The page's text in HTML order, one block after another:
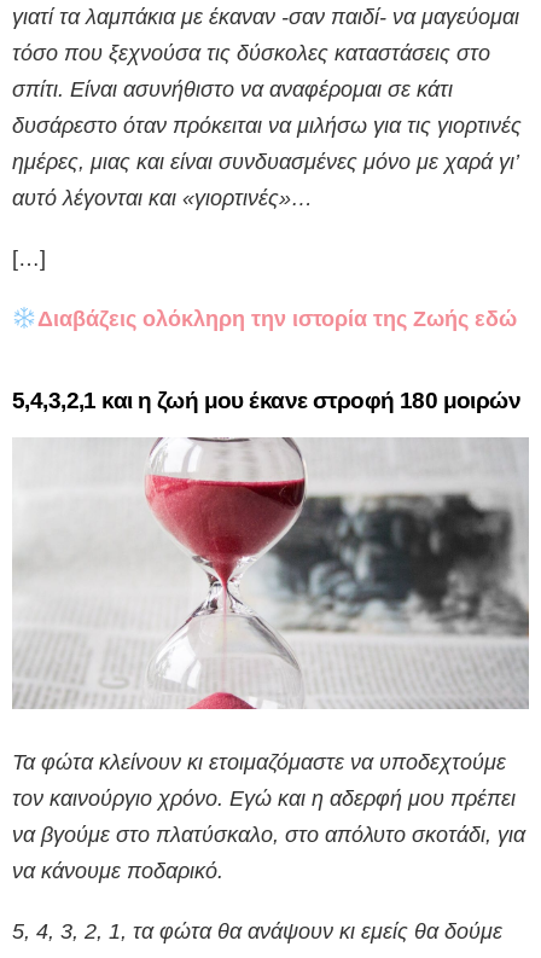
γιατί τα λαμπάκια με έκαναν -σαν παιδί- να μαγεύομαι
τόσο που ξεχνούσα τις δύσκολες καταστάσεις στο
σπίτι. Είναι ασυνήθιστο να αναφέρομαι σε κάτι
δυσάρεστο όταν πρόκειται να μιλήσω για τις γιορτινές
ημέρες, μιας και είναι συνδυασμένες μόνο με χαρά γι’
αυτό λέγονται και «γιορτινές»…
[…]
Διαβάζεις ολόκληρη την ιστορία της Ζωής εδώ
5,4,3,2,1 και η ζωή μου έκανε στροφή 180 μοιρών
Τα φώτα κλείνουν κι ετοιμαζόμαστε να υποδεχτούμε
τον καινούργιο χρόνο. Εγώ και η αδερφή μου πρέπει
να βγούμε στο πλατύσκαλο, στο απόλυτο σκοτάδι, για
να κάνουμε ποδαρικό.
5, 4, 3, 2, 1, τα φώτα θα ανάψουν κι εμείς θα δούμε